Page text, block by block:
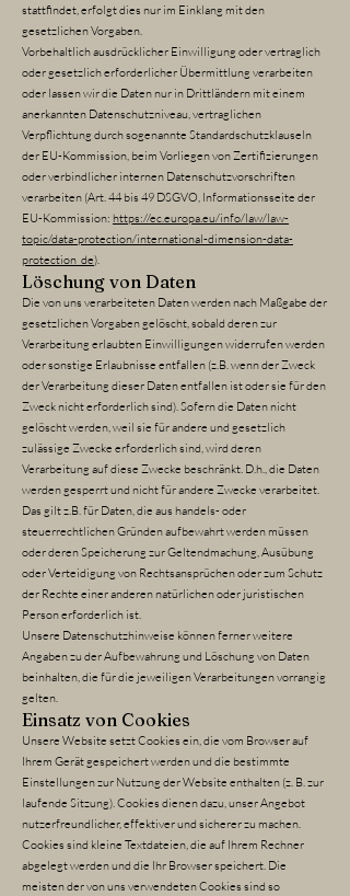
stattfindet, erfolgt dies nur im Einklang mit den
gesetzlichen Vorgaben.
Vorbehaltlich ausdrücklicher Einwilligung oder vertraglich
oder gesetzlich erforderlicher Übermittlung verarbeiten
oder lassen wir die Daten nur in Drittländern mit einem
anerkannten Datenschutzniveau, vertraglichen
Verpflichtung durch sogenannte Standardschutzklauseln
der EU-Kommission, beim Vorliegen von Zertifizierungen
oder verbindlicher internen Datenschutzvorschriften
verarbeiten (Art. 44 bis 49 DSGVO, Informationsseite der
EU-Kommission: https://ec.europa.eu/info/law/law-
topic/data-protection/international-dimension-data-
protection_de).
Löschung von Daten
Die von uns verarbeiteten Daten werden nach Maßgabe der
gesetzlichen Vorgaben gelöscht, sobald deren zur
Verarbeitung erlaubten Einwilligungen widerrufen werden
oder sonstige Erlaubnisse entfallen (z.B. wenn der Zweck
der Verarbeitung dieser Daten entfallen ist oder sie für den
Zweck nicht erforderlich sind). Sofern die Daten nicht
gelöscht werden, weil sie für andere und gesetzlich
zulässige Zwecke erforderlich sind, wird deren
Verarbeitung auf diese Zwecke beschränkt. D.h., die Daten
werden gesperrt und nicht für andere Zwecke verarbeitet.
Das gilt z.B. für Daten, die aus handels- oder
steuerrechtlichen Gründen aufbewahrt werden müssen
oder deren Speicherung zur Geltendmachung, Ausübung
oder Verteidigung von Rechtsansprüchen oder zum Schutz
der Rechte einer anderen natürlichen oder juristischen
Person erforderlich ist.
Unsere Datenschutzhinweise können ferner weitere
Angaben zu der Aufbewahrung und Löschung von Daten
beinhalten, die für die jeweiligen Verarbeitungen vorrangig
gelten.
Einsatz von Cookies
Unsere Website setzt Cookies ein, die vom Browser auf
Ihrem Gerät gespeichert werden und die bestimmte
Einstellungen zur Nutzung der Website enthalten (z. B. zur
laufende Sitzung). Cookies dienen dazu, unser Angebot
nutzerfreundlicher, effektiver und sicherer zu machen.
Cookies sind kleine Textdateien, die auf Ihrem Rechner
abgelegt werden und die Ihr Browser speichert. Die
meisten der von uns verwendeten Cookies sind so